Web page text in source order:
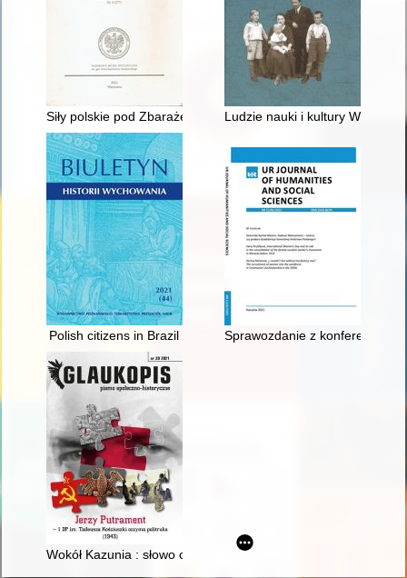
Siły polskie pod Zbarażem 10 lipca 1649 roku
Ludzie nauki i kultury
Polish citizens in Brazil Sprawozdanie z konferencji
Wokół Kazunia : słowo o gen. Henryku Taciku